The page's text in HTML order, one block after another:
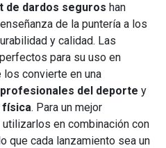
de dardos seguros han
de la puntería a los
y calidad. Las
para su uso en
convierte en una
profesionales del deporte y
física. Para un mejor
en combinación con
que cada lanzamiento sea un